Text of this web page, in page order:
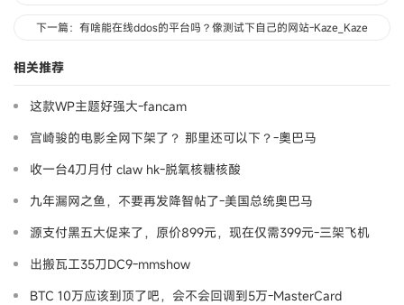
下一篇：有啥能在线ddos的平台吗？像测试下自己的网站-Kaze_Kaze
相关推荐
这款WP主题好强大-fancam
宫崎骏的电影全网下架了？ 那里还可以下？-奧巴马
收一台4刀月付 claw hk-脱氧核糖核酸
九年漏网之鱼，不要再发降智帖了-美国总统奥巴马
源支付黑五大促来了，原价899元，现在仅需399元-三架飞机
出搬瓦工35刀DC9-mmshow
BTC 10万应该到顶了吧，会不会回调到5万-MasterCard